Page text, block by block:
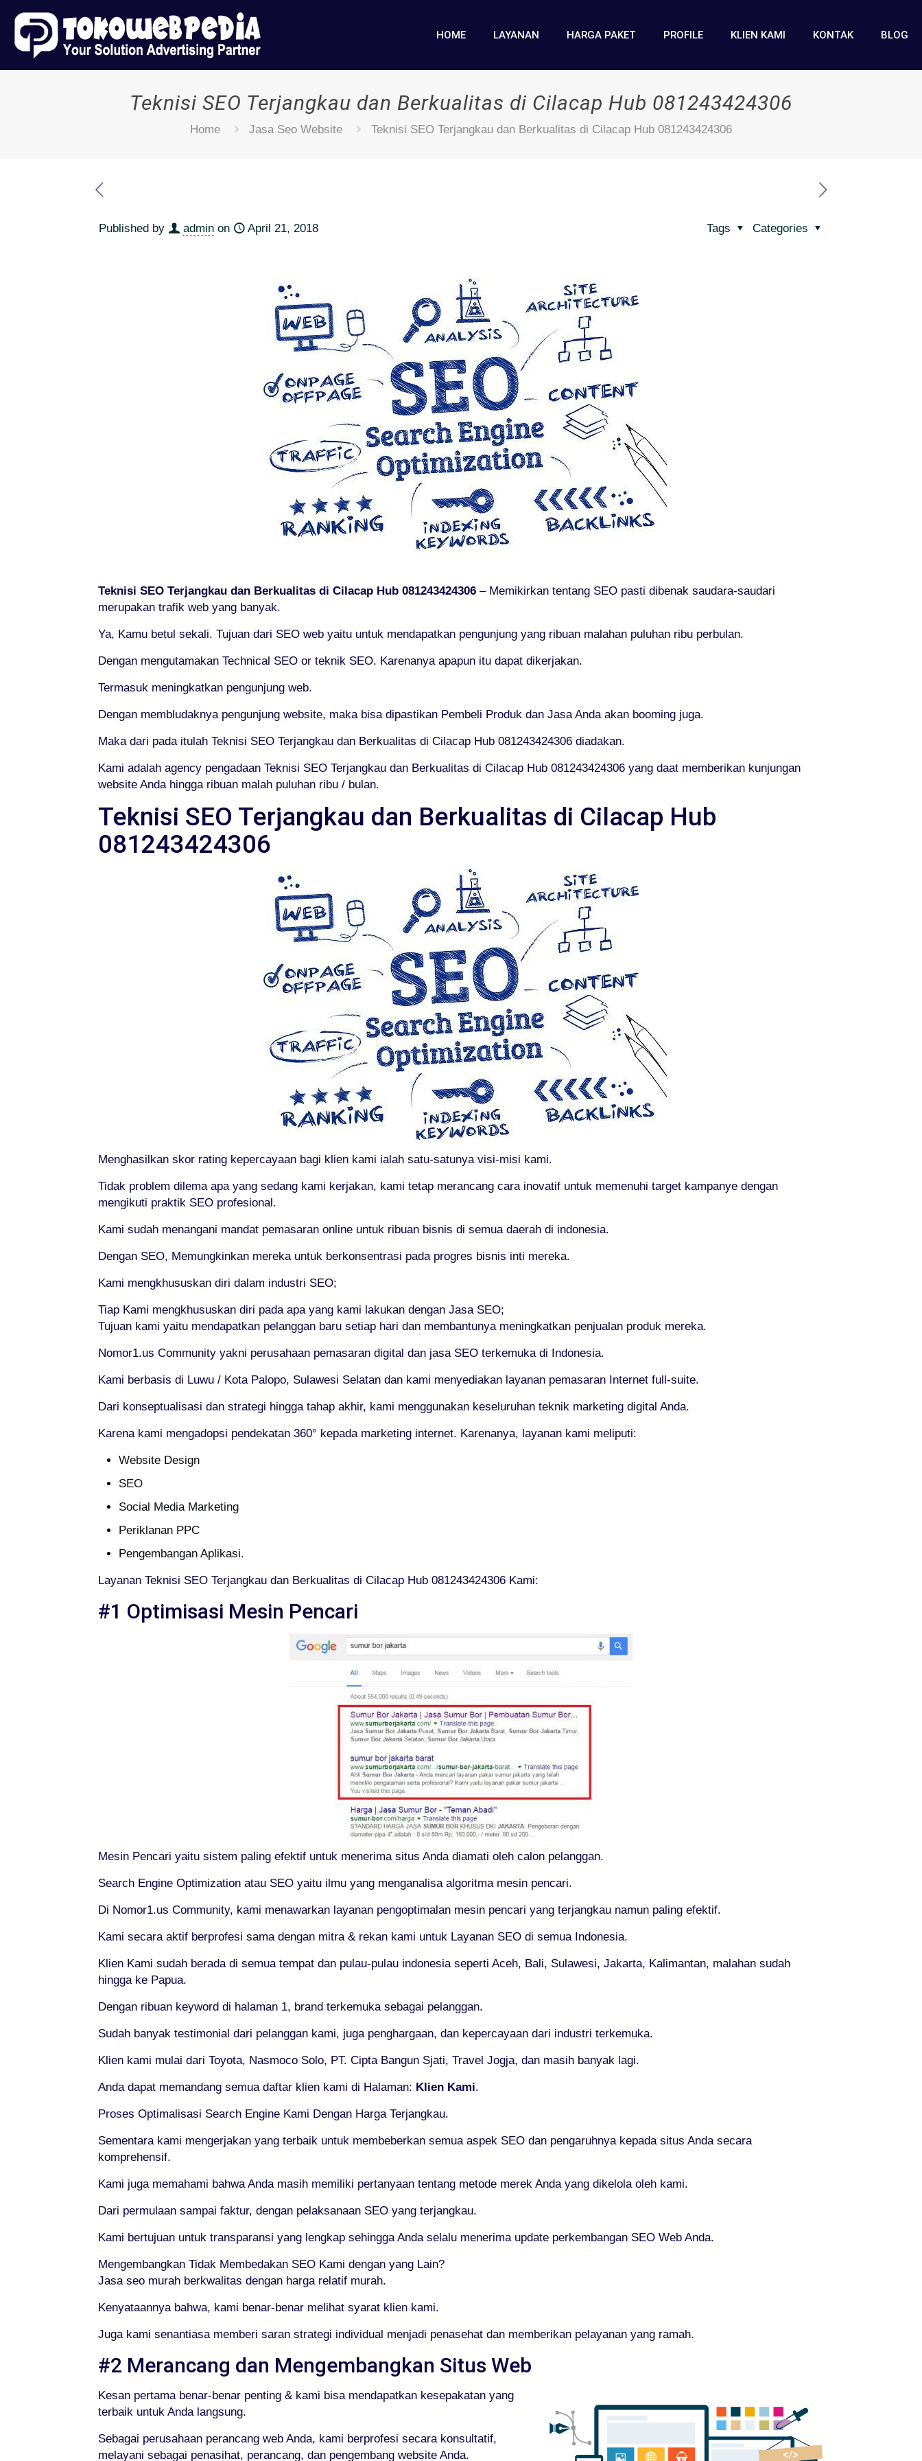
HOME LAYANAN HARGA PAKET PROFILE KLIEN KAMI KONTAK BLOG
Teknisi SEO Terjangkau dan Berkualitas di Cilacap Hub 081243424306
Home Jasa Seo Website Teknisi SEO Terjangkau dan Berkualitas di Cilacap Hub 081243424306
Published by admin on April 21, 2018 Categories
Tags
Teknisi SEO Terjangkau dan Berkualitas di Cilacap Hub 081243424306– Memikirkan tentang SEO pasti dibenak saudara-saudari
merupakan trafik web yang banyak.
Ya, Kamu betul sekali. Tujuan dari SEO web yaitu untuk mendapatkan pengunjung yang ribuan malahan puluhan ribu perbulan.
Dengan mengutamakan Technical SEO or teknik SEO. Karenanya apapun itu dapat dikerjakan.
Termasuk meningkatkan pengunjung web.
Dengan membludaknya pengunjung website, maka bisa dipastikan Pembeli Produk dan Jasa Anda akan booming juga.
Maka dari pada itulah Teknisi SEO Terjangkau dan Berkualitas di Cilacap Hub 081243424306 diadakan.
Kami adalah agency pengadaan Teknisi SEO Terjangkau dan Berkualitas di Cilacap Hub 081243424306 yang daat memberikan kunjungan
website Anda hingga ribuan malah puluhan ribu / bulan.
Teknisi SEO Terjangkau dan Berkualitas di Cilacap Hub
081243424306
Menghasilkan skor rating kepercayaan bagi klien kami ialah satu-satunya visi-misi kami.
Tidak problem dilema apa yang sedang kami kerjakan, kami tetap merancang cara inovatif untuk memenuhi target kampanye dengan
mengikuti praktik SEO profesional.
Kami sudah menangani mandat pemasaran online untuk ribuan bisnis di semua daerah di indonesia.
Dengan SEO, Memungkinkan mereka untuk berkonsentrasi pada progres bisnis inti mereka.
Kami mengkhususkan diri dalam industri SEO;
Tiap Kami mengkhususkan diri pada apa yang kami lakukan dengan Jasa SEO;
Tujuan kami yaitu mendapatkan pelanggan baru setiap hari dan membantunya meningkatkan penjualan produk mereka.
Nomor1.us Community yakni perusahaan pemasaran digital dan jasa SEO terkemuka di Indonesia.
Kami berbasis di Luwu / Kota Palopo, Sulawesi Selatan dan kami menyediakan layanan pemasaran Internet full-suite.
Dari konseptualisasi dan strategi hingga tahap akhir, kami menggunakan keseluruhan teknik marketing digital Anda.
Karena kami mengadopsi pendekatan 360° kepada marketing internet. Karenanya, layanan kami meliputi:
Website Design
SEO
Social Media Marketing
Periklanan PPC
Pengembangan Aplikasi.
Layanan Teknisi SEO Terjangkau dan Berkualitas di Cilacap Hub 081243424306 Kami:
#1 Optimisasi Mesin Pencari
Mesin Pencari yaitu sistem paling efektif untuk menerima situs Anda diamati oleh calon pelanggan.
Search Engine Optimization atau SEO yaitu ilmu yang menganalisa algoritma mesin pencari.
Di Nomor1.us Community, kami menawarkan layanan pengoptimalan mesin pencari yang terjangkau namun paling efektif.
Kami secara aktif berprofesi sama dengan mitra & rekan kami untuk Layanan SEO di semua Indonesia.
Klien Kami sudah berada di semua tempat dan pulau-pulau indonesia seperti Aceh, Bali, Sulawesi, Jakarta, Kalimantan, malahan sudah
hingga ke Papua.
Dengan ribuan keyword di halaman 1, brand terkemuka sebagai pelanggan.
Sudah banyak testimonial dari pelanggan kami, juga penghargaan, dan kepercayaan dari industri terkemuka.
Klien kami mulai dari Toyota, Nasmoco Solo, PT. Cipta Bangun Sjati, Travel Jogja, dan masih banyak lagi.
Anda dapat memandang semua daftar klien kami di Halaman: Klien Kami.
Proses Optimalisasi Search Engine Kami Dengan Harga Terjangkau.
Sementara kami mengerjakan yang terbaik untuk membeberkan semua aspek SEO dan pengaruhnya kepada situs Anda secara
komprehensif.
Kami juga memahami bahwa Anda masih memiliki pertanyaan tentang metode merek Anda yang dikelola oleh kami.
Dari permulaan sampai faktur, dengan pelaksanaan SEO yang terjangkau.
Kami bertujuan untuk transparansi yang lengkap sehingga Anda selalu menerima update perkembangan SEO Web Anda.
Mengembangkan Tidak Membedakan SEO Kami dengan yang Lain?
Jasa seo murah berkwalitas dengan harga relatif murah.
Kenyataannya bahwa, kami benar-benar melihat syarat klien kami.
Juga kami senantiasa memberi saran strategi individual menjadi penasehat dan memberikan pelayanan yang ramah.
#2 Merancang dan Mengembangkan Situs Web
Kesan pertama benar-benar penting & kami bisa mendapatkan kesepakatan yang
terbaik untuk Anda langsung.
Sebagai perusahaan perancang web Anda, kami berprofesi secara konsultatif,
melayani sebagai penasihat, perancang, dan pengembang website Anda.